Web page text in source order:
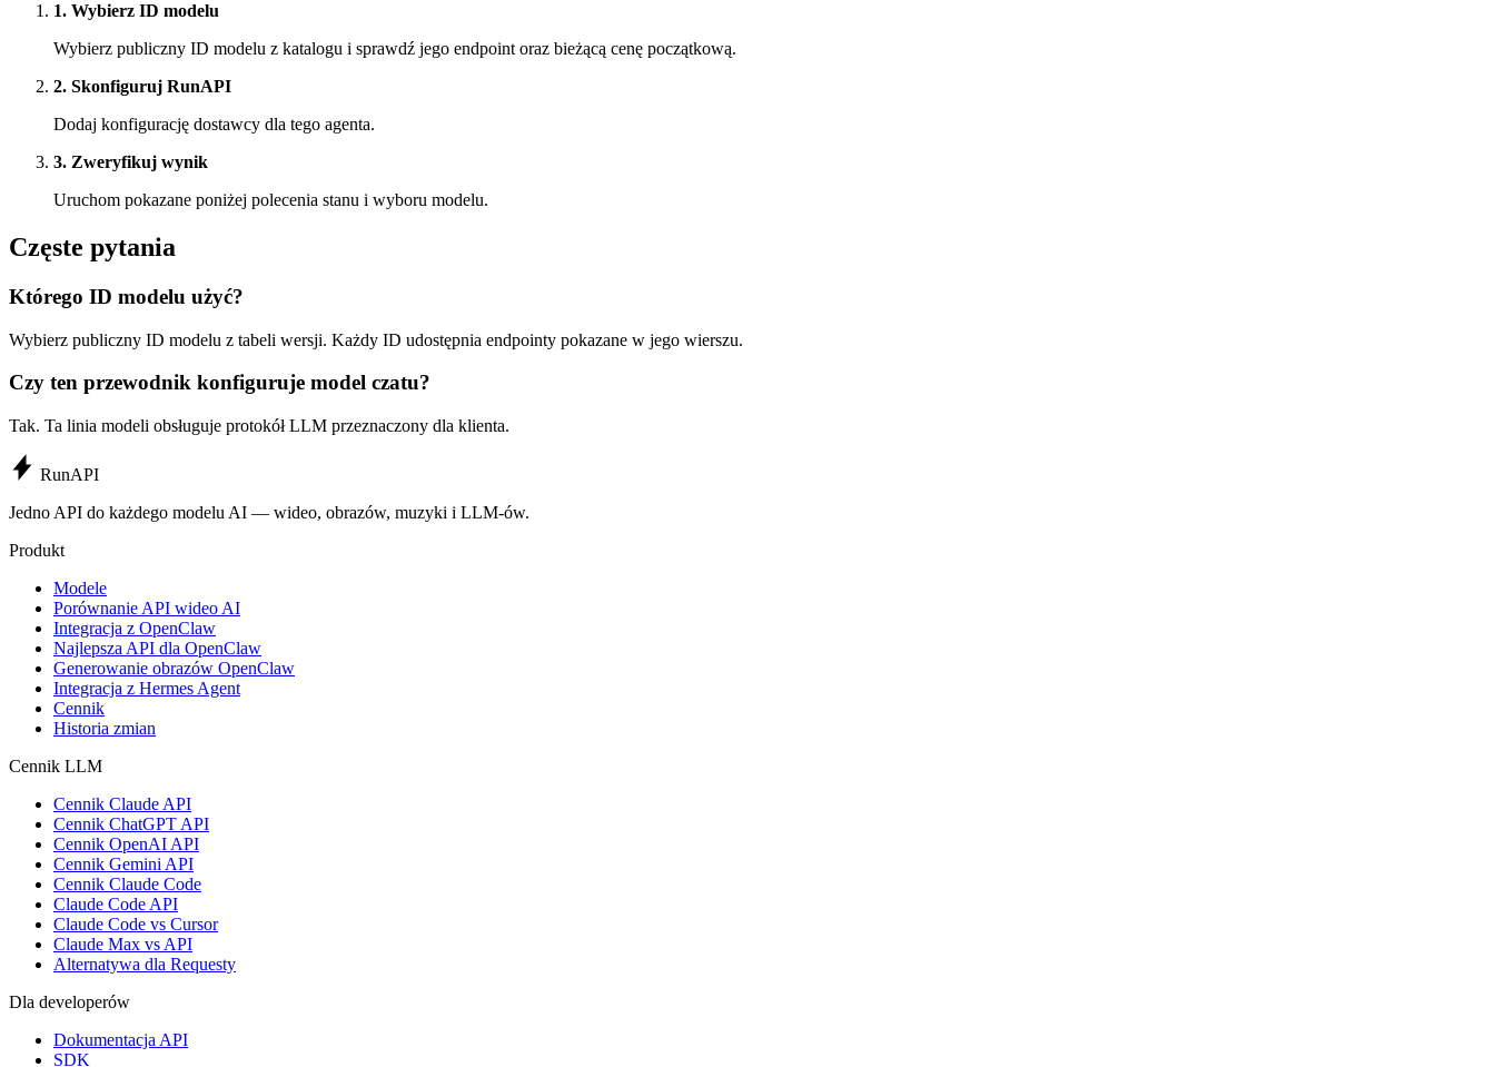
1. Wybierz ID modelu
Wybierz publiczny ID modelu z katalogu i sprawdź jego endpoint oraz bieżącą cenę początkową.
2. Skonfiguruj RunAPI
Dodaj konfigurację dostawcy dla tego agenta.
3. Zweryfikuj wynik
Uruchom pokazane poniżej polecenia stanu i wyboru modelu.
Częste pytania
Którego ID modelu użyć?
Wybierz publiczny ID modelu z tabeli wersji. Każdy ID udostępnia endpointy pokazane w jego wierszu.
Czy ten przewodnik konfiguruje model czatu?
Tak. Ta linia modeli obsługuje protokół LLM przeznaczony dla klienta.
RunAPI
Jedno API do każdego modelu AI — wideo, obrazów, muzyki i LLM-ów.
Produkt
Modele
Porównanie API wideo AI
Integracja z OpenClaw
Najlepsza API dla OpenClaw
Generowanie obrazów OpenClaw
Integracja z Hermes Agent
Cennik
Historia zmian
Cennik LLM
Cennik Claude API
Cennik ChatGPT API
Cennik OpenAI API
Cennik Gemini API
Cennik Claude Code
Claude Code API
Claude Code vs Cursor
Claude Max vs API
Alternatywa dla Requesty
Dla developerów
Dokumentacja API
SDK